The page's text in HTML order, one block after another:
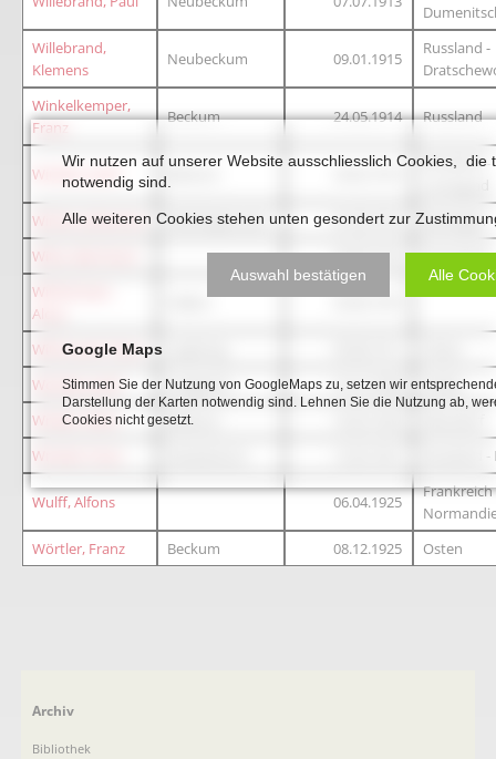
Willebrand,
Klemens
Neubeckum 09.01.1915
Russland -
Winkelkemper,
Franz
Beckum 24.05.1914 Russland
Winkler, Josef
Russland -
Winter, Johannes
Recklinghausen 01.05.1912
Bubingen
Witte, Bernhard
26.09.1916
Rumänien
Wittkemper,
Aloys
Vellern 03.06.1919
Wittmund, Franz
Woiziak, Josef
Lengerich 10.10.1900
Italien
Wrede, Heinz
Beckum
Wrobel, Franz
Russland
Wulff, Alfons 06.04.1925
Frankreich
Wörtler, Franz
Beckum 08.12.1925 Osten
Navigation
Archiv
Bibliothek
Wir nutzen auf unserer Website ausschliesslich Cookies, die
notwendig sind.
Alle weiteren Cookies stehen unten gesondert zur
Auswahl bestätigen Alle
Google Maps
Stimmen Sie der Nutzung von GoogleMaps zu, setzen wir
Darstellung der Karten notwendig sind. Lehnen Sie die Nutzung ab,
Cookies nicht gesetzt.